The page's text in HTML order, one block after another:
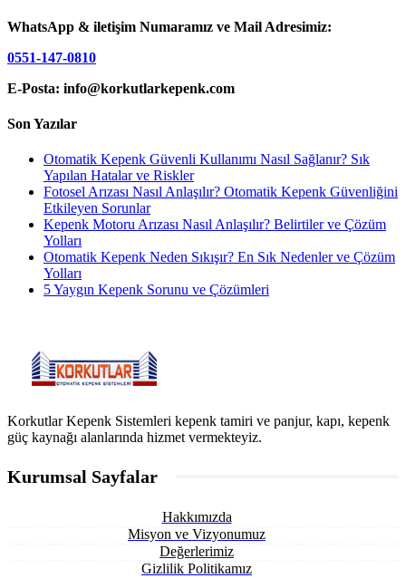
WhatsApp & iletişim Numaramız ve Mail Adresimiz:
0551-147-0810
E-Posta: info@korkutlarkepenk.com
Son Yazılar
Otomatik Kepenk Güvenli Kullanımı Nasıl Sağlanır? Sık
Yapılan Hatalar ve Riskler
Fotosel Arızası Nasıl Anlaşılır? Otomatik Kepenk Güvenliğini
Etkileyen Sorunlar
Kepenk Motoru Arızası Nasıl Anlaşılır? Belirtiler ve Çözüm
Yolları
Otomatik Kepenk Neden Sıkışır? En Sık Nedenler ve Çözüm
Yolları
5 Yaygın Kepenk Sorunu ve Çözümleri
Korkutlar Kepenk Sistemleri kepenk tamiri ve panjur, kapı, kepenk
güç kaynağı alanlarında hizmet vermekteyiz.
Kurumsal Sayfalar
Hakkımızda
Misyon ve Vizyonumuz
Değerlerimiz
Gizlilik Politikamız